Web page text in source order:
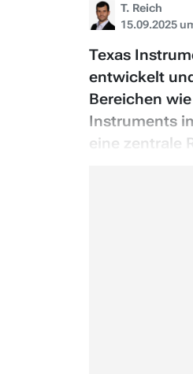
T. Reich
15.09.2025
Texas
entwickelt
Bereichen
Instruments
eine zentrale